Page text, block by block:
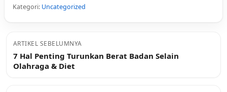
Kategori: Uncategorized
ARTIKEL SEBELUMNYA
7 Hal Penting Turunkan Berat Badan Selain
Olahraga & Diet